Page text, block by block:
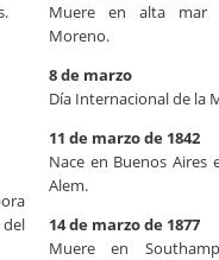
del
Muere en alta mar
Moreno.
8 de marzo
Día Internacional de la
11 de marzo de 1842
Nace en Buenos Aires
Alem.
14 de marzo de 1877
Muere en